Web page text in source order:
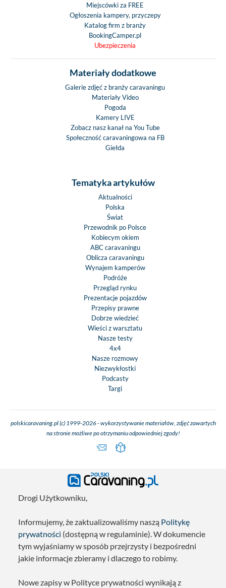
Miejscówki za FREE
Ogłoszenia kampery, przyczepy
Katalog firm z branży
BookingCamper.pl
Ubezpieczenia
Materiały dodatkowe
Galerie zdjęć z branży caravaningu
Materiały Video
Pogoda
Kamery LIVE
Zobacz nasz kanał na You Tube
Społeczność caravaningowa na FB
Giełda
Tematyka artykułów
Aktualności
Polska
Świat
Przewodnik po Polsce
Kobiecym okiem
ABC caravaningu
Oblicza caravaningu
Wynajem kamperów
Podróże
Przegląd rynku
Prezentacje pojazdów
Przepisy prawne
Dobrze wiedzieć
Wieści z warsztatu
Nasze testy
4x4
Nasze rozmowy
Niezwykłostki
Podcasty
Targi
polskicaravaning.pl (c) 1999-2026 - wykorzystywanie materiałów, zdjęć zawartych
na stronie możliwe po otrzymaniu odpowiedniej zgody!
Drogi Użytkowniku,
Informujemy, że zaktualizowaliśmy naszą Politykę
prywatności (dostępną w regulaminie). W dokumencie
tym wyjaśniamy w sposób przejrzysty i bezpośredni
jakie informacje zbieramy i dlaczego to robimy.
Nowe zapisy w Polityce prywatności wynikają z